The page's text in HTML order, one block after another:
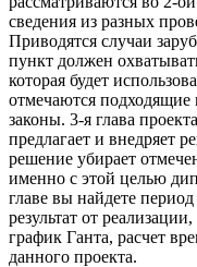
сведения из разных
Приводятся случаи
пункт должен
которая будет
отмечаются подходящие
законы. 3-я глава
предлагает и внедряет
решение убирает
именно с этой целью
главе вы найдете
результат от
график Ганта, расчет
данного проекта.